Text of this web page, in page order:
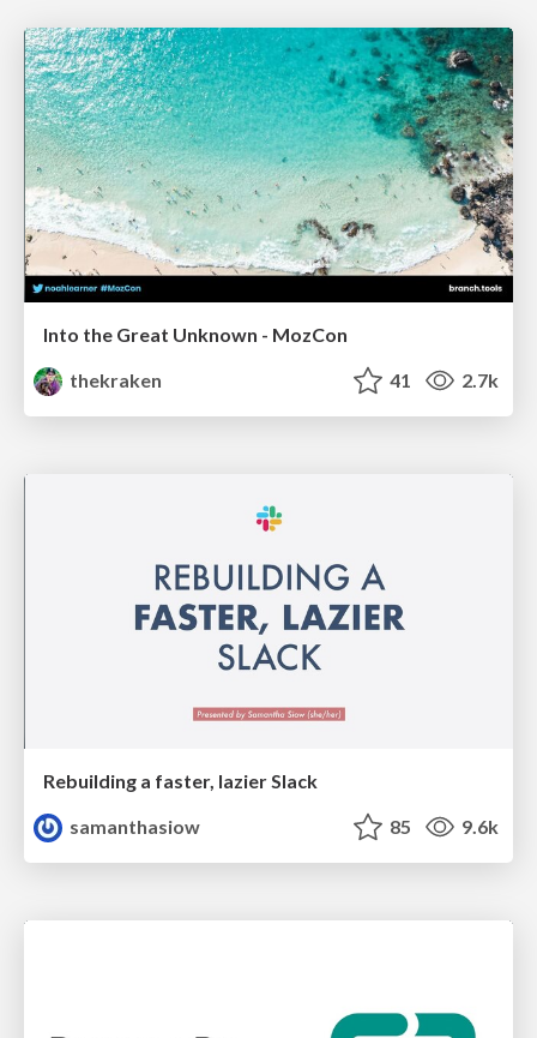
Into the Great Unknown - MozCon
thekraken
41 2.7k
Rebuilding a faster, lazier Slack
samanthasiow
85 9.6k